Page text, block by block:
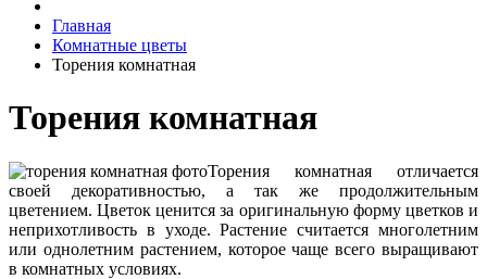
Главная
Комнатные цветы
Торения комнатная
Торения комнатная
Торения комнатная отличается
своей декоративностью, а так же продолжительным
цветением. Цветок ценится за оригинальную форму цветков и
неприхотливость в уходе. Растение считается многолетним
или однолетним растением, которое чаще всего выращивают
в комнатных условиях.